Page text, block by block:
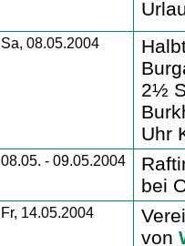
Sa, 08.05.2004
2½
Uhr
08.05. - 09.05.2004
bei
Fr, 14.05.2004
von